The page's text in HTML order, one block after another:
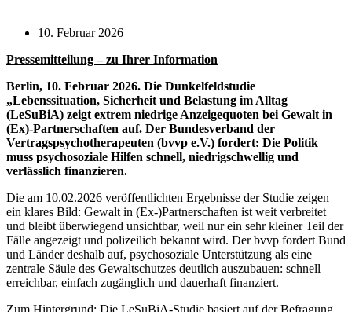
10. Februar 2026
Pressemitteilung – zu Ihrer Information
Berlin, 10. Februar 2026. Die Dunkelfeldstudie
„Lebenssituation, Sicherheit und Belastung im Alltag
(LeSuBiA) zeigt extrem niedrige Anzeigequoten bei Gewalt in
(Ex)-Partnerschaften auf. Der Bundesverband der
Vertragspsychotherapeuten (bvvp e.V.) fordert: Die Politik
muss psychosoziale Hilfen schnell, niedrigschwellig und
verlässlich finanzieren.
Die am 10.02.2026 veröffentlichten Ergebnisse der Studie zeigen
ein klares Bild: Gewalt in (Ex-)Partnerschaften ist weit verbreitet
und bleibt überwiegend unsichtbar, weil nur ein sehr kleiner Teil der
Fälle angezeigt und polizeilich bekannt wird. Der bvvp fordert Bund
und Länder deshalb auf, psychosoziale Unterstützung als eine
zentrale Säule des Gewaltschutzes deutlich auszubauen: schnell
erreichbar, einfach zugänglich und dauerhaft finanziert.
Zum Hintergrund: Die LeSuBiA-Studie basiert auf der Befragung